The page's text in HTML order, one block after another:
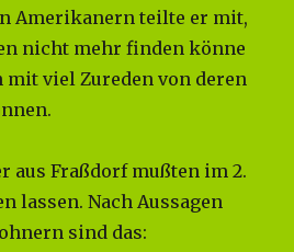
Amerikanern teilte er mit,
nicht mehr finden könne
mit viel Zureden von deren
aus Fraßdorf mußten im 2.
lassen. Nach Aussagen
sind das: